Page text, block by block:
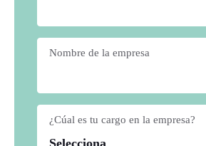
Nombre de la empresa
¿Cúal es tu cargo en la empresa?